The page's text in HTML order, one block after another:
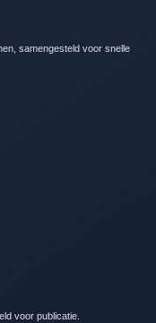
samengesteld voor snelle
voor publicatie.